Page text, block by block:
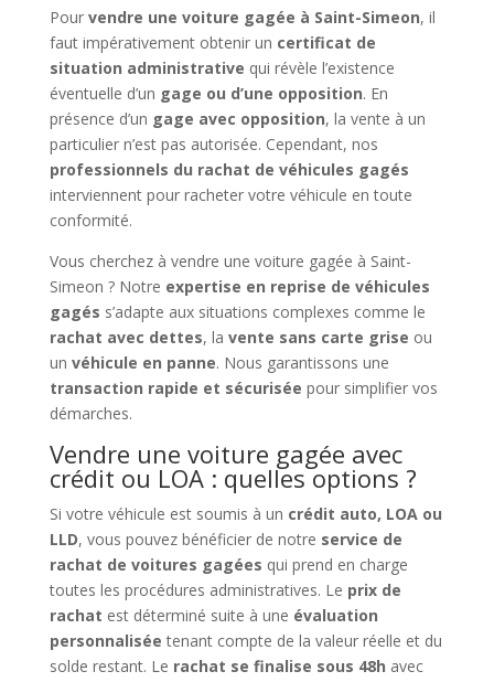
Pour vendre une voiture gagée à Saint-Simeon, il
faut impérativement obtenir un certificat de
situation administrative qui révèle l’existence
éventuelle d’un gage ou d’une opposition. En
présence d’un gage avec opposition, la vente à un
particulier n’est pas autorisée. Cependant, nos
professionnels du rachat de véhicules gagés
interviennent pour racheter votre véhicule en toute
conformité.
Vous cherchez à vendre une voiture gagée à Saint-
Simeon ? Notre expertise en reprise de véhicules
gagés s’adapte aux situations complexes comme le
rachat avec dettes, la vente sans carte grise ou
un véhicule en panne. Nous garantissons une
transaction rapide et sécurisée pour simplifier vos
démarches.
Vendre une voiture gagée avec
crédit ou LOA : quelles options ?
Si votre véhicule est soumis à un crédit auto, LOA ou
LLD, vous pouvez bénéficier de notre service de
rachat de voitures gagées qui prend en charge
toutes les procédures administratives. Le prix de
rachat est déterminé suite à une évaluation
personnalisée tenant compte de la valeur réelle et du
solde restant. Le rachat se finalise sous 48h avec